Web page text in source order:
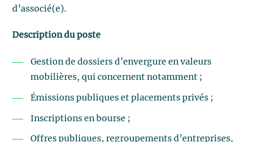
d’associé(e).
Description du poste
Gestion de dossiers d’envergure en valeurs
mobilières, qui concernent notamment ;
Émissions publiques et placements privés ;
Inscriptions en bourse ;
Offres publiques, regroupements d’entreprises,